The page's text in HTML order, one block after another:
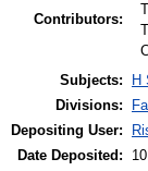
Contributors:
Subjects:
H
Divisions:
Depositing User:
Date Deposited: